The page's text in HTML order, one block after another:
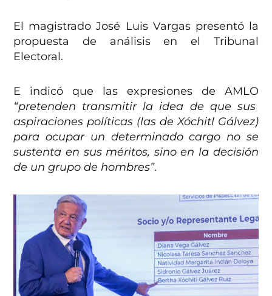
El magistrado José Luis Vargas presentó la
propuesta de análisis en el Tribunal
Electoral.
E indicó que las expresiones de AMLO
“pretenden transmitir la idea de que sus
aspiraciones políticas (las de Xóchitl Gálvez)
para ocupar un determinado cargo no se
sustenta en sus méritos, sino en la decisión
de un grupo de hombres”.